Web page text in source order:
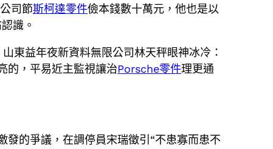
司節斯柯達零件儉本錢數十萬元，他也是以
識。
東益年夜新資料無限公司林天秤眼神冰冷：
的，平易近主監視讓治Porsche零件理更通
發的爭議，在調停員宋瑞徵引“不患寡而患不